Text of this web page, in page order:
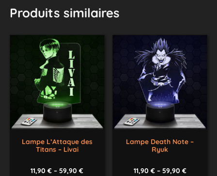
Produits similaires
Lampe L’Attaque des
Titans – Livai
11,90€ –59,90€
Lampe Death Note –
Ryuk
11,90 €– 59,90 €